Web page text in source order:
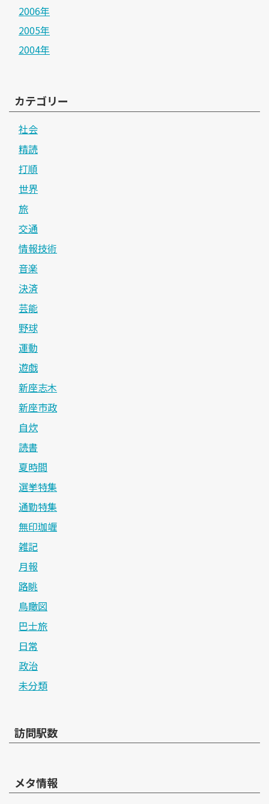
2006年
2005年
2004年
カテゴリー
社会
精読
打順
世界
旅
交通
情報技術
音楽
決済
芸能
野球
運動
遊戯
新座志木
新座市政
自炊
読書
夏時間
選挙特集
通勤特集
無印珈竰
雑記
月報
路眺
鳥瞰図
巴士旅
日常
政治
未分類
訪問駅数
メタ情報